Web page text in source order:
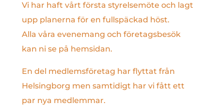
Vi har haft vårt första styrelsemöte och lagt
upp planerna för en fullspäckad höst.
Alla våra evenemang och företagsbesök
kan ni se på hemsidan.
En del medlemsföretag har flyttat från
Helsingborg men samtidigt har vi fått ett
par nya medlemmar.